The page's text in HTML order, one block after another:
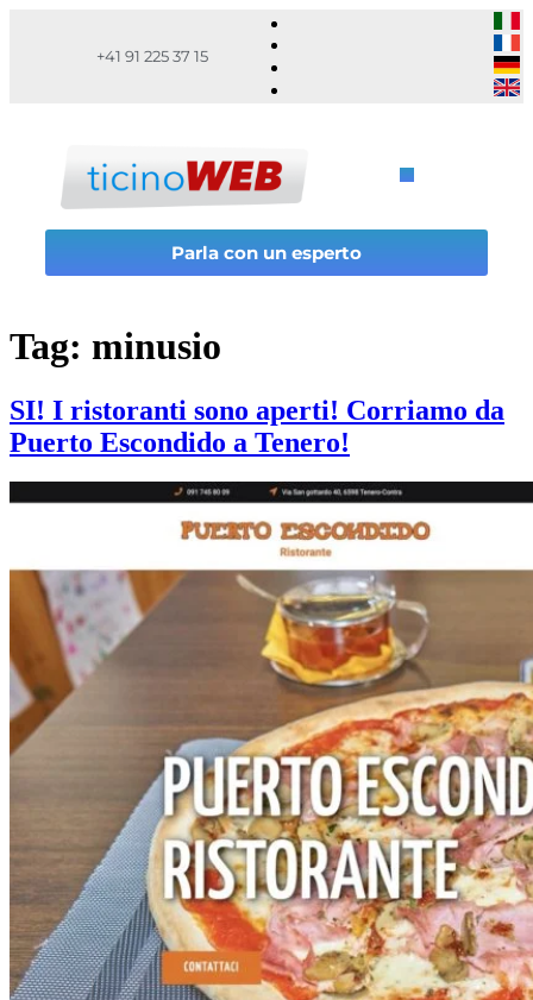
+41 91 225 37 15
Parla con un esperto
Tag: minusio
SI! I ristoranti sono aperti! Corriamo da
Puerto Escondido a Tenero!